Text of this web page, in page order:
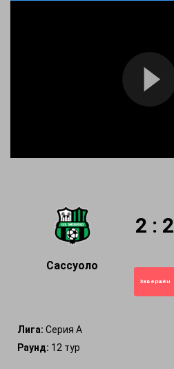
Сассуоло
2 : 2
Завершён
Лига: Серия А
Раунд: 12 тур